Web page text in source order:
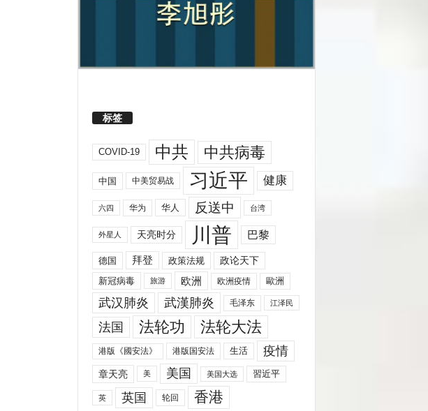
标签
COVID-19 中共 中共病毒
中国 中美贸易战 习近平 健康
六四 华为 华人 反送中 台湾
外星人 天亮时分 川普 巴黎
德国 拜登 政策法规
政论天下
新冠病毒
旅游 欧洲 欧洲疫情 歐洲
武汉肺炎 武漢肺炎 毛泽东 江泽民
法国 法轮功 法轮大法
港版《國安法》 港版国安法 生活 疫情
章天亮 美 美国 美国大选 習近平
英 英国 轮回 香港